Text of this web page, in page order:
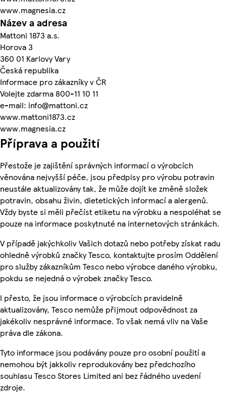
www.magnesia.cz
Název a adresa
Mattoni 1873 a.s.
Horova 3
360 01 Karlovy Vary
Česká republika
Informace pro zákazníky v ČR
Volejte zdarma 800-11 10 11
e-mail: info@mattoni.cz
www.mattoni1873.cz
www.magnesia.cz
Příprava a použití
Přestože je zajištění správných informací o výrobcích
věnována nejvyšší péče, jsou předpisy pro výrobu potravin
neustále aktualizovány tak, že může dojít ke změně složek
potravin, obsahu živin, dietetických informací a alergenů.
Vždy byste si měli přečíst etiketu na výrobku a nespoléhat se
pouze na informace poskytnuté na internetových stránkách.
V případě jakýchkoliv Vašich dotazů nebo potřeby získat radu
ohledně výrobků značky Tesco, kontaktujte prosím Oddělení
pro služby zákazníkům Tesco nebo výrobce daného výrobku,
pokdu se nejedná o výrobek značky Tesco.
I přesto, že jsou informace o výrobcích pravidelně
aktualizovány, Tesco nemůže přijmout odpovědnost za
jakékoliv nesprávné informace. To však nemá vliv na Vaše
práva dle zákona.
Tyto informace jsou podávány pouze pro osobní použití a
nemohou být jakkoliv reprodukovány bez předchozího
souhlasu Tesco Stores Limited ani bez řádného uvedení
zdroje.